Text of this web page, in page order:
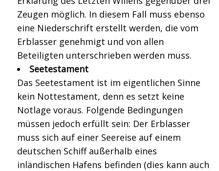
Zeugen möglich. In diesem Fall muss ebenso
eine Niederschrift erstellt werden, die vom
Erblasser genehmigt und von allen
Beteiligten unterschrieben werden muss.
Seetestament
Das Seetestament ist im eigentlichen Sinne
kein Nottestament, denn es setzt keine
Notlage voraus. Folgende Bedingungen
müssen jedoch erfüllt sein: Der Erblasser
muss sich auf einer Seereise auf einem
deutschen Schiff außerhalb eines
inländischen Hafens befinden (dies kann auch